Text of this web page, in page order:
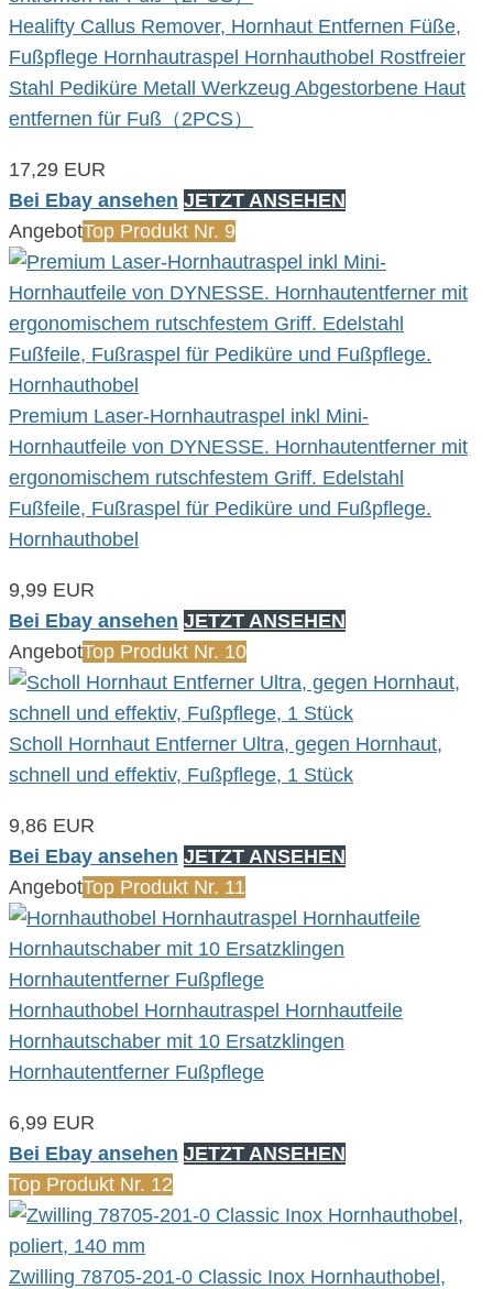
Healifty Callus Remover, Hornhaut Entfernen Füße,
Fußpflege Hornhautraspel Hornhauthobel Rostfreier
Stahl Pediküre Metall Werkzeug Abgestorbene Haut
entfernen für Fuß（2PCS）
17,29 EUR
Bei Ebay ansehen JETZT ANSEHEN
AngebotTop Produkt Nr. 9
Premium Laser-Hornhautraspel inkl Mini-
Hornhautfeile von DYNESSE. Hornhautentferner mit
ergonomischem rutschfestem Griff. Edelstahl
Fußfeile, Fußraspel für Pediküre und Fußpflege.
Hornhauthobel
9,99 EUR
Bei Ebay ansehen JETZT ANSEHEN
AngebotTop Produkt Nr. 10
Scholl Hornhaut Entferner Ultra, gegen Hornhaut,
schnell und effektiv, Fußpflege, 1 Stück
9,86 EUR
Bei Ebay ansehen JETZT ANSEHEN
AngebotTop Produkt Nr. 11
Hornhauthobel Hornhautraspel Hornhautfeile
Hornhautschaber mit 10 Ersatzklingen
Hornhautentferner Fußpflege
6,99 EUR
Bei Ebay ansehen JETZT ANSEHEN
Top Produkt Nr. 12
Zwilling 78705-201-0 Classic Inox Hornhauthobel,